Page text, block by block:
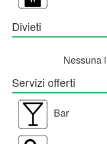
Divieti
Nessuna
Servizi offerti
Bar